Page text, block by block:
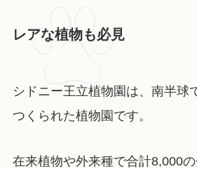
レアな植物も必見
シドニー王立植物園は、南半球
つくられた植物園です。
在来植物や外来種で合計8,000